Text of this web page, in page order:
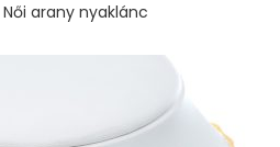
Női arany nyaklánc